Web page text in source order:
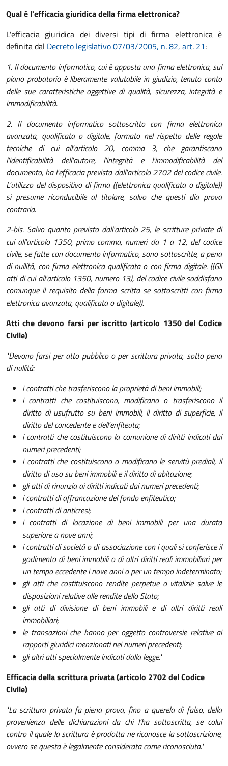
Qual è l'efficacia giuridica della firma elettronica?
L'efficacia giuridica dei diversi tipi di firma elettronica è
definita dal Decreto legislativo 07/03/2005, n. 82, art. 21:
1. Il documento informatico, cui è apposta una firma elettronica, sul
piano probatorio è liberamente valutabile in giudizio, tenuto conto
delle sue caratteristiche oggettive di qualità, sicurezza, integrità e
immodificabilità.
2. Il documento informatico sottoscritto con firma elettronica
avanzata, qualificata o digitale, formato nel rispetto delle regole
tecniche di cui all'articolo 20, comma 3, che garantiscano
l'identificabilità dell'autore, l'integrità e l'immodificabilità del
documento, ha l'efficacia prevista dall'articolo 2702 del codice civile.
L'utilizzo del dispositivo di firma ((elettronica qualificata o digitale))
si presume riconducibile al titolare, salvo che questi dia prova
contraria.
2-bis. Salvo quanto previsto dall'articolo 25, le scritture private di
cui all'articolo 1350, primo comma, numeri da 1 a 12, del codice
civile, se fatte con documento informatico, sono sottoscritte, a pena
di nullità, con firma elettronica qualificata o con firma digitale. ((Gli
atti di cui all'articolo 1350, numero 13), del codice civile soddisfano
comunque il requisito della forma scritta se sottoscritti con firma
elettronica avanzata, qualificata o digitale)).
Atti che devono farsi per iscritto (articolo 1350 del Codice
Civile)
"Devono farsi per atto pubblico o per scrittura privata, sotto pena
di nullità:
i contratti che trasferiscono la proprietà di beni immobili;
i contratti che costituiscono, modificano o trasferiscono il
diritto di usufrutto su beni immobili, il diritto di superficie, il
diritto del concedente e dell'enfiteuta;
i contratti che costituiscono la comunione di diritti indicati dai
numeri precedenti;
i contratti che costituiscono o modificano le servitù prediali, il
diritto di uso su beni immobili e il diritto di abitazione;
gli atti di rinunzia ai diritti indicati dai numeri precedenti;
i contratti di affrancazione del fondo enfiteutico;
i contratti di anticresi;
i contratti di locazione di beni immobili per una durata
superiore a nove anni;
i contratti di società o di associazione con i quali si conferisce il
godimento di beni immobili o di altri diritti reali immobiliari per
un tempo eccedente i nove anni o per un tempo indeterminato;
gli atti che costituiscono rendite perpetue o vitalizie salve le
disposizioni relative alle rendite dello Stato;
gli atti di divisione di beni immobili e di altri diritti reali
immobiliari;
le transazioni che hanno per oggetto controversie relative ai
rapporti giuridici menzionati nei numeri precedenti;
gli altri atti specialmente indicati dalla legge."
Efficacia della scrittura privata (articolo 2702 del Codice
Civile)
"La scrittura privata fa piena prova, fino a querela di falso, della
provenienza delle dichiarazioni da chi l'ha sottoscritta, se colui
contro il quale la scrittura è prodotta ne riconosce la sottoscrizione,
ovvero se questa è legalmente considerata come riconosciuta."